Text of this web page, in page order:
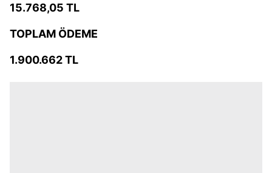
15.768,05 TL
TOPLAM ÖDEME
1.900.662 TL